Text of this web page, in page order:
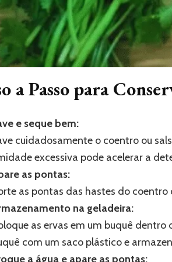
a Passo para
e seque bem:
cuidadosamente o coentro ou
excessiva pode acelerar a
as pontas:
as pontas das hastes do
na geladeira:
as ervas em um buquê
com um saco plástico e
a água e apare as pontas: